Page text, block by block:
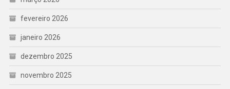
fevereiro 2026
janeiro 2026
dezembro 2025
novembro 2025